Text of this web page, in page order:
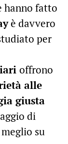
hanno fatto
è davvero
per
offrono
alle
giusta
di
su